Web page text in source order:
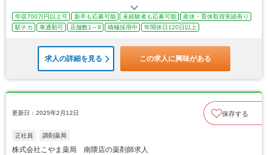
年収700万円以上可 新卒も応募可能 未経験者も応募可能
産休・育休取得実績有り
駅チカ
車通勤可 店舗数1～9 積極採用中 年間休日120日以上
求人の詳細を見る この求人に興味がある
更新日：2025年2月12日 保存する
正社員 調剤薬局
株式会社こやま薬局 南隈店の薬剤師求人